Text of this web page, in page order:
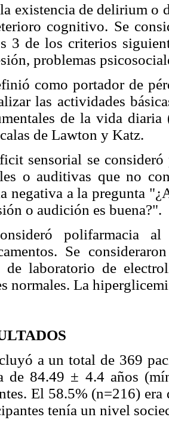
existencia de delirium o
cognitivo. Se
3 de los criterios
problemas
como portador de
las actividades
de la vida
de Lawton y Katz.
sensorial se
o auditivas que no
negativa a la pregunta
o audición es buena?".
polifarmacia
Se
de laboratorio de
normales. La
a un total de 369
de 84.49 ± 4.4 años
El 58.5% (n=216)
tenía un nivel